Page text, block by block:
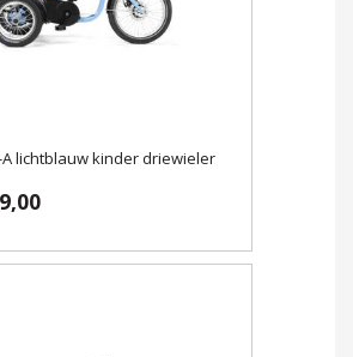
A lichtblauw kinder driewieler